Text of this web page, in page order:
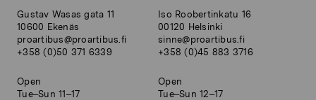
Gustav Wasas gata 11
10600 Ekenäs
proartibus@proartibus.fi
+358 (0)50 371 6339
Open
Tue–Sun 11–17
Iso Roobertinkatu 16
00120 Helsinki
sinne@proartibus.fi
+358 (0)45 883 3716
Open
Tue–Sun 12–17